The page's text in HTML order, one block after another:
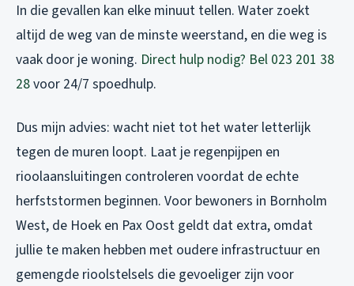
In die gevallen kan elke minuut tellen. Water zoekt
altijd de weg van de minste weerstand, en die weg is
vaak door je woning. Direct hulp nodig? Bel 023 201 38
28voor 24/7 spoedhulp.
Dus mijn advies: wacht niet tot het water letterlijk
tegen de muren loopt. Laat je regenpijpen en
rioolaansluitingen controleren voordat de echte
herfststormen beginnen. Voor bewoners in Bornholm
West, de Hoek en Pax Oost geldt dat extra, omdat
jullie te maken hebben met oudere infrastructuur en
gemengde rioolstelsels die gevoeliger zijn voor